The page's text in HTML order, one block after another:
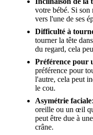
votre bébé. Si son
vers l'une de ses
Difficulté à
tourner la tête
du regard, cela
Préférence pour
préférence pour
l'autre, cela peut
le cou.
Asymétrie faciale
oreille ou un œil
peut être due à
crâne.